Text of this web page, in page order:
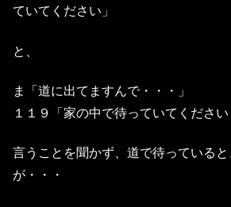
ていてください」
と、
ま「道に出てますんで・・・」
１１９「家の中で待っていてください
言うことを聞かず、道で待っている
が・・・